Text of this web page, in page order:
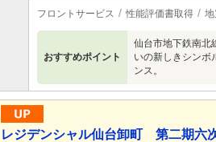
フロントサービス 性能評価書取得
おすすめポイント
仙台市地下鉄南北
いの新しきシンボ
ンス。
レジデンシャル仙台卸町 第二期六